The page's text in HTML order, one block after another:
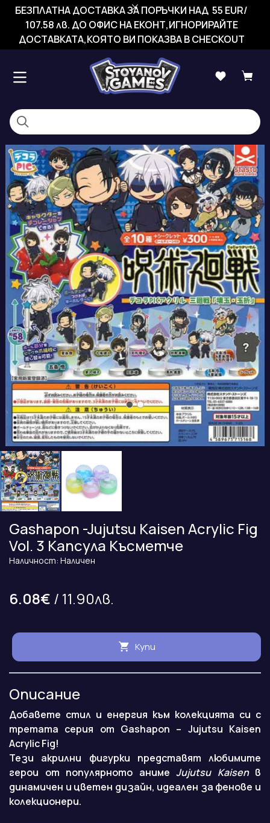
БЕЗПЛАТНА ДОСТАВКА ЗА ПОРЪЧКИ НАД 55 EUR/
107.58 лв. ДО ОФИС НА ЕКОНТ,ИГНОРИРАЙТЕ
ДОСТАВКАТА,КОЯТО ВИ ПОКАЗВА В CHECKOUT
Gashapon -Jujutsu Kaisen Acrylic Fig
Vol. 3 Капсула Късметче
Наличност: Наличен
6.08€ / 11.90лв.
Купи
Описание
Добавете стил и енергия към колекцията си с
третата серия от Gashapon – Jujutsu Kaisen
Acrylic Fig!
Тези акрилни фигурки представят любимите
герои от популярното аниме Jujutsu Kaisenв
динамичен и цветен дизайн, идеален за фенове и
колекционери.